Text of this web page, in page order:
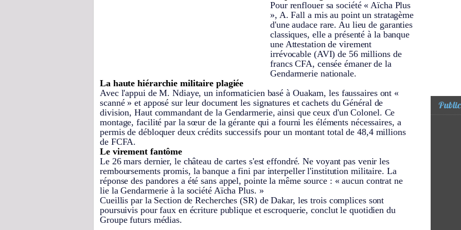
Pour renflouer sa société « Aïcha Plus
», A. Fall a mis au point un stratagème
d'une audace rare. Au lieu de garanties
classiques, elle a présenté à la banque
une Attestation de virement
irrévocable (AVI) de 56 millions de
francs CFA, censée émaner de la
Gendarmerie nationale.
La haute hiérarchie militaire plagiée
Avec l'appui de M. Ndiaye, un informaticien basé à Ouakam, les faussaires ont «
scanné » et apposé sur leur document les signatures et cachets du Général de
division, Haut commandant de la Gendarmerie, ainsi que ceux d'un Colonel. Ce
montage, facilité par la sœur de la gérante qui a fourni les éléments nécessaires, a
permis de débloquer deux crédits successifs pour un montant total de 48,4 millions
de FCFA.
Le virement fantôme
Le 26 mars dernier, le château de cartes s'est effondré. Ne voyant pas venir les
remboursements promis, la banque a fini par interpeller l'institution militaire. La
réponse des pandores a été sans appel, pointe la même source : « aucun contrat ne
lie la Gendarmerie à la société Aïcha Plus. »
Cueillis par la Section de Recherches (SR) de Dakar, les trois complices sont
poursuivis pour faux en écriture publique et escroquerie, conclut le quotidien du
Groupe futurs médias.